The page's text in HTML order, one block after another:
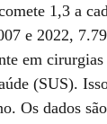
1,3 a
e 2022,
em
(SUS).
Os dados